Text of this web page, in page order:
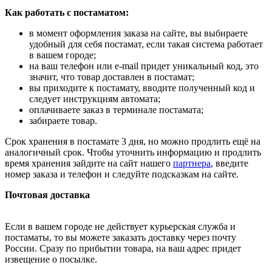
Как работать с постаматом:
в момент оформления заказа на сайте, вы выбираете
удобный для себя постамат, если такая система работает
в вашем городе;
на ваш телефон или e-mail придет уникальный код, это
значит, что товар доставлен в постамат;
вы приходите к постамату, вводите полученный код и
следует инструкциям автомата;
оплачиваете заказ в терминале постамата;
забираете товар.
Срок хранения в постамате 3 дня, но можно продлить ещё на
аналогичный срок. Чтобы уточнить информацию и продлить
время хранения зайдите на сайт нашего партнера, введите
номер заказа и телефон и следуйте подсказкам на сайте.
Почтовая доставка
Если в вашем городе не действует курьерская служба и
постаматы, то вы можете заказать доставку через почту
России. Сразу по прибытии товара, на ваш адрес придет
извещение о посылке.